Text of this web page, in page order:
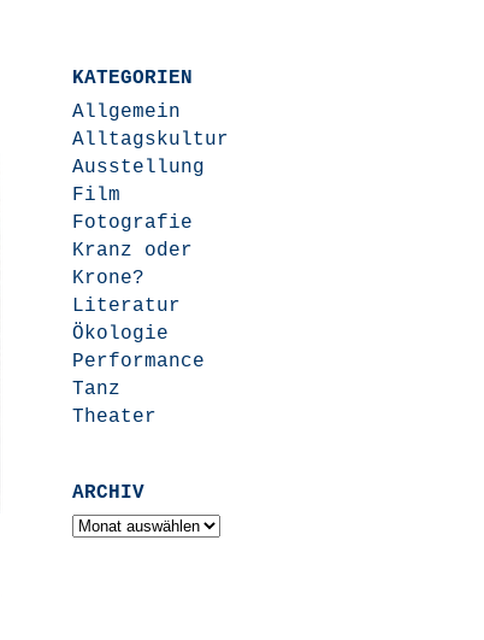
KATEGORIEN
Allgemein
Alltagskultur
Ausstellung
Film
Fotografie
Kranz oder
Krone?
Literatur
Ökologie
Performance
Tanz
Theater
ARCHIV
Archiv